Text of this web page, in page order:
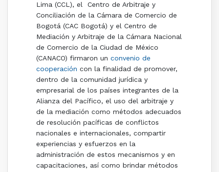
Lima (CCL), el Centro de Arbitraje y
Conciliación de la Cámara de Comercio de
Bogotá (CAC Bogotá) y el Centro de
Mediación y Arbitraje de la Cámara Nacional
de Comercio de la Ciudad de México
(CANACO) firmaron un convenio de
cooperación con la finalidad de promover,
dentro de la comunidad jurídica y
empresarial de los países integrantes de la
Alianza del Pacífico, el uso del arbitraje y
de la mediación como métodos adecuados
de resolución pacíficas de conflictos
nacionales e internacionales, compartir
experiencias y esfuerzos en la
administración de estos mecanismos y en
capacitaciones, así como brindar métodos